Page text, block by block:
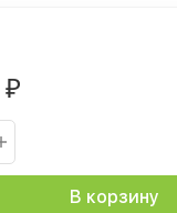
₽
В корзину